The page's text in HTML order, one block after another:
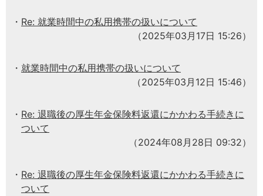
Re: 就業時間中の私用携帯の扱いについて
（2025年03月17日 15:26）
就業時間中の私用携帯の扱いについて
（2025年03月12日 15:46）
Re: 退職後の厚生年金保険料返還にかかわる手続きに
ついて
（2024年08月28日 09:32）
Re: 退職後の厚生年金保険料返還にかかわる手続きに
ついて